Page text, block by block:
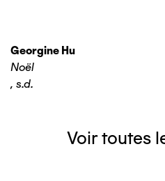
Georgine Hu
Noël
, s.d.
Voir toutes